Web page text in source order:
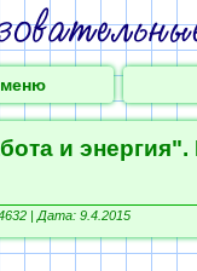
меню
и энергия".
| Дата: 9.4.2015